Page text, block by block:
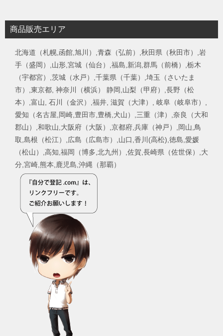
商品販売エリア
北海道（札幌,函館,旭川）,青森（弘前）,秋田県（秋田市）,岩
手（盛岡）,山形,宮城（仙台）,福島,新潟,群馬（前橋）,栃木
（宇都宮）,茨城（水戸）,千葉県（千葉）,埼玉（さいたま
市）,東京都, 神奈川（横浜） 静岡,山梨（甲府）,長野（松
本）,富山, 石川（金沢）,福井, 滋賀（大津）, 岐阜（岐阜市）,
愛知（名古屋,岡崎,豊田市,豊橋,犬山）,三重（津）,奈良（大和
郡山）,和歌山,大阪府（大阪）,京都府,兵庫（神戸）,岡山,鳥
取,島根（松江）,広島（広島市）,山口,香川(高松),徳島,愛媛
（松山）,高知,福岡（博多,北九州）,佐賀,長崎県（佐世保）,大
分,宮崎,熊本,鹿児島,沖縄（那覇）